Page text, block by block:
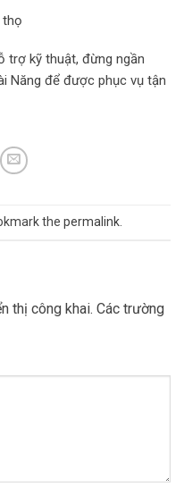
thọ
trợ kỹ thuật, đừng ngần
Năng để được phục vụ tận
the permalink.
thị công khai. Các trường